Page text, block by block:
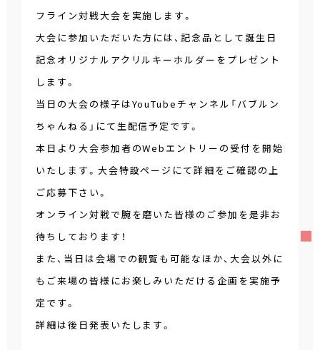
フライン対戦大会を実施します。
大会に参加いただいた方には、記念品として誕生日
記念オリジナルアクリルキーホルダーをプレゼント
します。
当日の大会の様子はYouTubeチャンネル「バブルン
ちゃんねる」にて生配信予定です。
本日より大会参加者のWebエントリーの受付を開始
いたします。大会特設ページにて詳細をご確認の上
ご応募下さい。
オンライン対戦で腕を磨いた皆様のご参加を是非お
待ちしております！
また、当日は会場での観覧も可能なほか、大会以外に
もご来場の皆様にお楽しみいただける企画を実施予
定です。
詳細は後日発表いたします。